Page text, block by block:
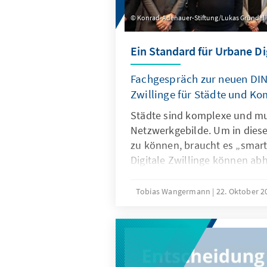
Konrad-Adenauer-Stiftung/Lukas Gründel
Ein Standard für Urbane
Fachgespräch zur neuen
Zwillinge für Städte und
Städte sind komplexe und
Netzwerkgebilde. Um in
zu können, braucht es
Digitale Zwillinge können
Abbild eines
Entscheidungsprozesse
können Verwaltung,
Stadtgesellschaft dabei
Tobias Wangermann 22. Oktober